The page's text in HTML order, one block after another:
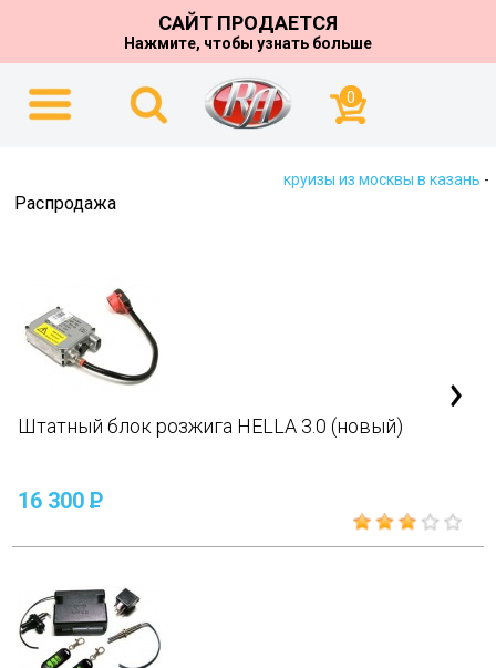
САЙТ ПРОДАЕТСЯ
Нажмите, чтобы узнать больше
0
Распродажа
Штатный блок розжига HELLA 3.0 (новый)
16 300P
круизы из москвы в казань -